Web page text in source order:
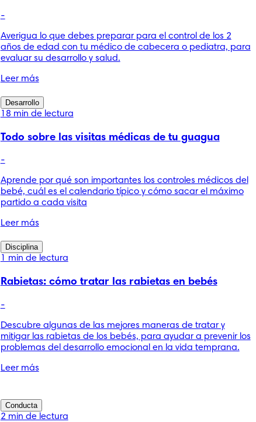
-
Averigua lo que debes preparar para el control de los 2
años de edad con tu médico de cabecera o pediatra, para
evaluar su desarrollo y salud.
Leer más
Desarrollo
18 min de lectura
Todo sobre las visitas médicas de tu guagua
-
Aprende por qué son importantes los controles médicos del
bebé, cuál es el calendario típico y cómo sacar el máximo
partido a cada visita
Leer más
Disciplina
1 min de lectura
Rabietas: cómo tratar las rabietas en bebés
-
Descubre algunas de las mejores maneras de tratar y
mitigar las rabietas de los bebés, para ayudar a prevenir los
problemas del desarrollo emocional en la vida temprana.
Leer más
Conducta
2 min de lectura